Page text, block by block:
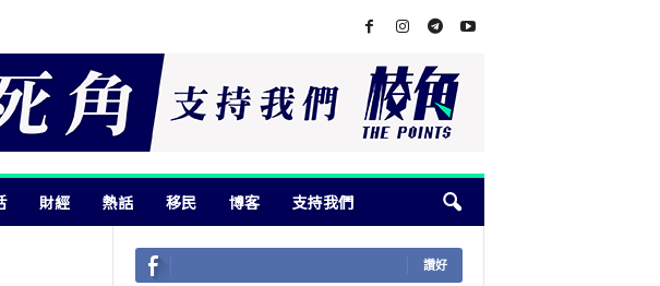
財經 熱話 移民 博客 支持我們
讚好